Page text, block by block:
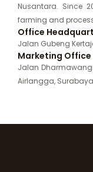
Nusantara. Since
farming and
Office
Jalan Gubeng
Marketing Office
Jalan
Airlangga,